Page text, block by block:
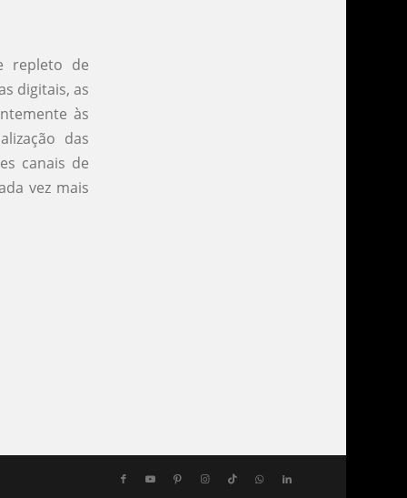
repleto de
digitais, as
às
das
canais de
vez mais